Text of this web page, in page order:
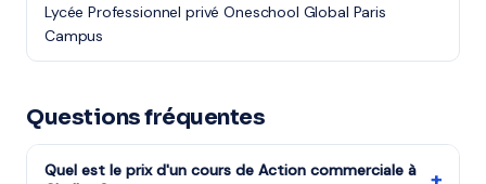
Lycée Professionnel privé Oneschool Global Paris
Campus
Questions fréquentes
Quel est le prix d'un cours de Action commerciale à